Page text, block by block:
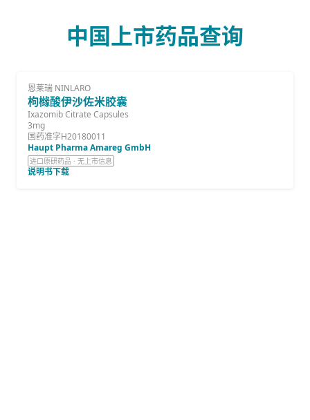
中国上市药品查询
恩莱瑞 NINLARO
枸橼酸伊沙佐米胶囊
Ixazomib Citrate Capsules
3mg
国药准字H20180011
Haupt Pharma Amareg GmbH
进口原研药品 · 无上市信息
说明书下载